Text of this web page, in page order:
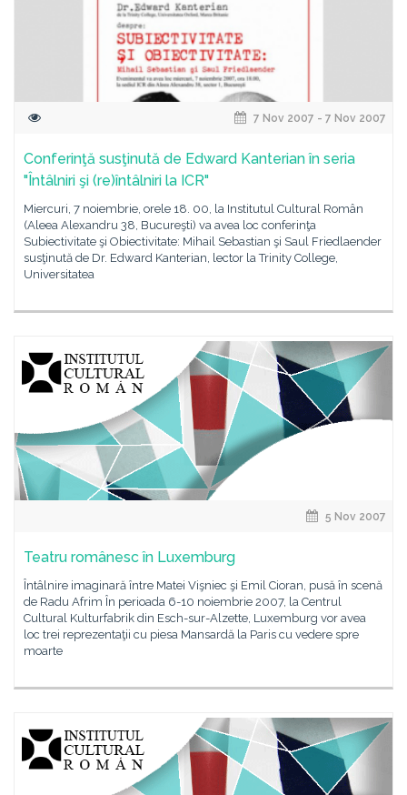
7 Nov 2007 - 7 Nov 2007
Conferinţă susţinută de Edward Kanterian în seria
"Întâlniri şi (re)întâlniri la ICR"
Miercuri, 7 noiembrie, orele 18. 00, la Institutul Cultural Român
(Aleea Alexandru 38, Bucureşti) va avea loc conferinţa
Subiectivitate şi Obiectivitate: Mihail Sebastian şi Saul Friedlaender
susţinută de Dr. Edward Kanterian, lector la Trinity College,
Universitatea
5 Nov 2007
Teatru românesc în Luxemburg
Întâlnire imaginară între Matei Vişniec şi Emil Cioran, pusă în scenă
de Radu Afrim În perioada 6-10 noiembrie 2007, la Centrul
Cultural Kulturfabrik din Esch-sur-Alzette, Luxemburg vor avea
loc trei reprezentaţii cu piesa Mansardă la Paris cu vedere spre
moarte